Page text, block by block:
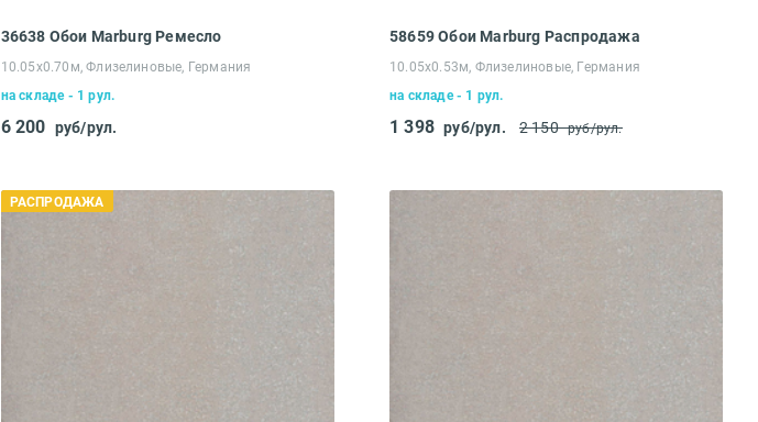
36638 Обои Marburg Ремесло
10.05х0.70м, Флизелиновые, Германия
на складе - 1 рул.
6 200 руб/рул.
58659 Обои Marburg Распродажа
10.05х0.53м, Флизелиновые, Германия
на складе - 1 рул.
1 398 руб/рул. 2 150 руб/рул.
РАСПРОДАЖА